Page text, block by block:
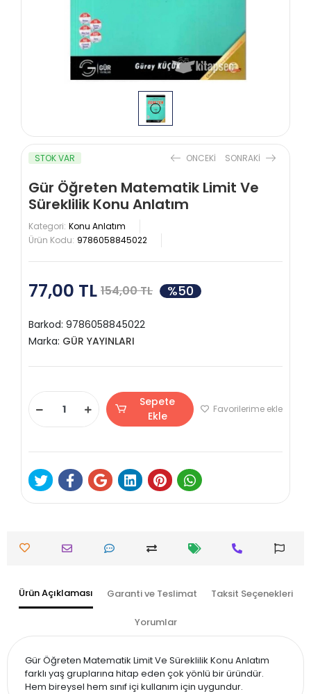
STOK VAR ONCEKI SONRAKI
Gür Öğreten Matematik Limit Ve
Süreklilik Konu Anlatım
Kategori: Konu Anlatım
Ürün Kodu: 9786058845022
77,00 TL 154,00 TL %50
Barkod: 9786058845022
Marka: GÜR YAYINLARI
Sepete
Ekle
Favorilerime ekle
Ürün Açıklaması Garanti ve Teslimat Taksit Seçenekleri
Yorumlar
Gür Öğreten Matematik Limit Ve Süreklilik Konu Anlatım
farklı yaş gruplarına hitap eden çok yönlü bir üründür.
Hem bireysel hem sınıf içi kullanım için uygundur.